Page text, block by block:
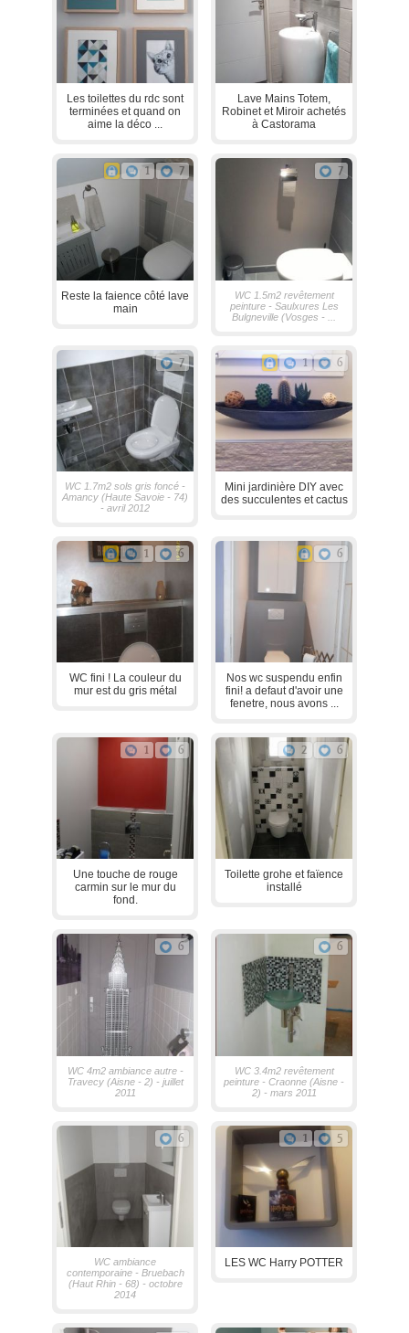
Les toilettes du rdc sont
terminées et quand on
aime la déco ...
Lave Mains Totem,
Robinet et Miroir achetés
à Castorama
1 7
Reste la faience côté lave
main
7
WC 1.5m2 revêtement
peinture - Saulxures Les
Bulgneville (Vosges - ...
7
WC 1.7m2 sols gris foncé -
Amancy (Haute Savoie - 74)
- avril 2012
1 6
Mini jardinière DIY avec
des succulentes et cactus
1 6
WC fini ! La couleur du
mur est du gris métal
6
Nos wc suspendu enfin
fini! a defaut d'avoir une
fenetre, nous avons ...
1 6
Une touche de rouge
carmin sur le mur du
fond.
2 6
Toilette grohe et faïence
installé
6
WC 4m2 ambiance autre -
Travecy (Aisne - 2) - juillet
2011
6
WC 3.4m2 revêtement
peinture - Craonne (Aisne -
2) - mars 2011
6
WC ambiance
contemporaine - Bruebach
(Haut Rhin - 68) - octobre
2014
1 5
LES WC Harry POTTER